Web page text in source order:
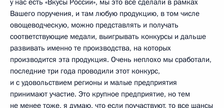
Вашего поручения, и там любую продукцию, в том числе
овощеводческую, можно представлять и получать
соответствующие медали, выигрывать конкурсы и дальше
развивать именно те производства, на которых
производится эта продукция. Очень неплохо мы сработали,
последние три года проводили этот конкурс,
и с удовольствием регионы и малые предприятия
принимают участие. Это крупное предприятие, но тем
не менее тоже, я думаю, что если поучаствуют, то все шансы